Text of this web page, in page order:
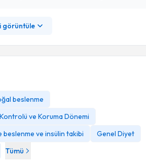
görüntüle
beslenme
Kontrolü ve Koruma Dönemi
beslenme ve insülin takibi
Genel Diyet
Tümü